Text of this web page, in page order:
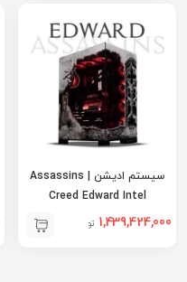
سیستم ادیشن | Assassins
Creed Edward Intel
1,439,424,000 تومان